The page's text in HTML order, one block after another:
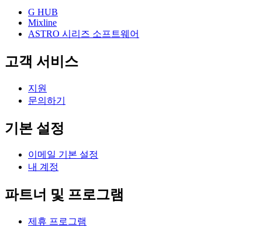
G HUB
Mixline
ASTRO 시리즈 소프트웨어
고객 서비스
지원
문의하기
기본 설정
이메일 기본 설정
내 계정
파트너 및 프로그램
제휴 프로그램